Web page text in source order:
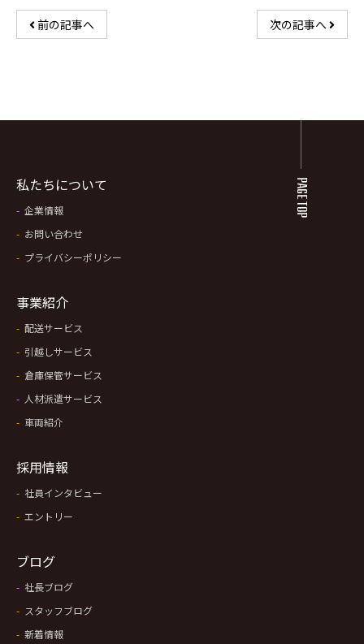
前の記事へ 次の記事へ
私たちについて
企業情報
お問い合わせ
プライバシーポリシー
事業紹介
配送サービス
引越しサービス
倉庫保管サービス
人材派遣サービス
車両紹介
採用情報
社員インタビュー
エントリー
ブログ
社長ブログ
スタッフブログ
新着情報
PAGE TOP